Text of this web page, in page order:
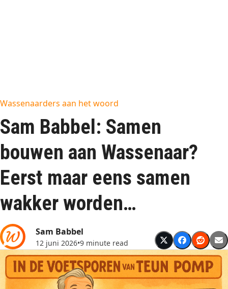
Wassenaarders aan het woord
Sam Babbel: Samen
bouwen aan Wassenaar?
Eerst maar eens samen
wakker worden…
Sam Babbel
12 juni 2026•9 minute read